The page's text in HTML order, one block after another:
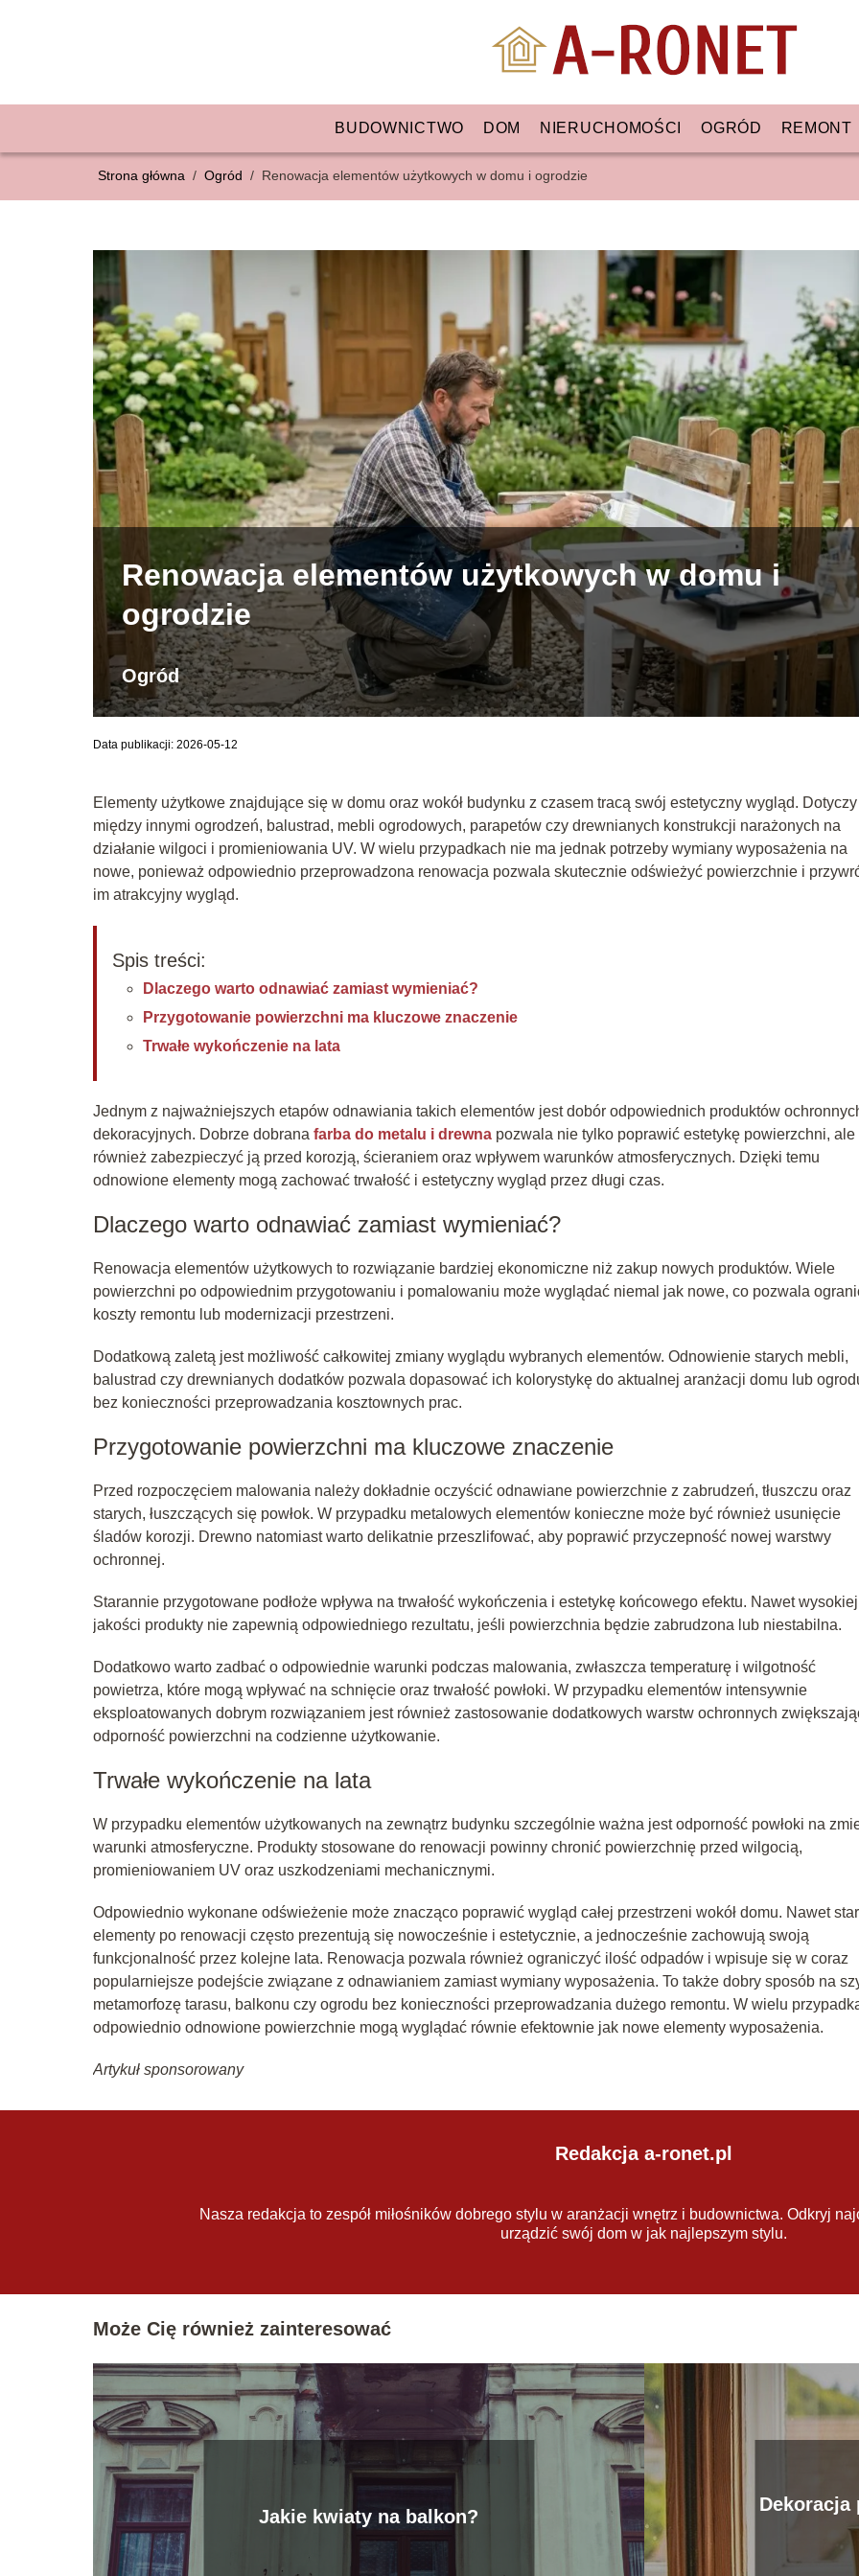
BUDOWNICTWO DOM NIERUCHOMOŚCI OGRÓD REMONT
Strona główna / Ogród / Renowacja elementów użytkowych w domu i ogrodzie
Renowacja elementów użytkowych w domu i
ogrodzie
Ogród
Data publikacji: 2026-05-12
Elementy użytkowe znajdujące się w domu oraz wokół budynku z czasem tracą swój estetyczny wygląd.
między innymi ogrodzeń, balustrad, mebli ogrodowych, parapetów czy drewnianych konstrukcji narażonych na
działanie wilgoci i promieniowania UV. W wielu przypadkach nie ma jednak potrzeby wymiany wyposażenia na
nowe, ponieważ odpowiednio przeprowadzona renowacja pozwala skutecznie odświeżyć powierzchnie i
im atrakcyjny wygląd.
Spis treści:
Dlaczego warto odnawiać zamiast wymieniać?
Przygotowanie powierzchni ma kluczowe znaczenie
Trwałe wykończenie na lata
Jednym z najważniejszych etapów odnawiania takich elementów jest dobór odpowiednich produktów
dekoracyjnych. Dobrze dobrana farba do metalu i drewna pozwala nie tylko poprawić estetykę powierzchni, ale
również zabezpieczyć ją przed korozją, ścieraniem oraz wpływem warunków atmosferycznych. Dzięki temu
odnowione elementy mogą zachować trwałość i estetyczny wygląd przez długi czas.
Dlaczego warto odnawiać zamiast wymieniać?
Renowacja elementów użytkowych to rozwiązanie bardziej ekonomiczne niż zakup nowych produktów. Wiele
powierzchni po odpowiednim przygotowaniu i pomalowaniu może wyglądać niemal jak nowe, co pozwala
koszty remontu lub modernizacji przestrzeni.
Dodatkową zaletą jest możliwość całkowitej zmiany wyglądu wybranych elementów. Odnowienie starych mebli,
balustrad czy drewnianych dodatków pozwala dopasować ich kolorystykę do aktualnej aranżacji domu lub
bez konieczności przeprowadzania kosztownych prac.
Przygotowanie powierzchni ma kluczowe znaczenie
Przed rozpoczęciem malowania należy dokładnie oczyścić odnawiane powierzchnie z zabrudzeń, tłuszczu oraz
starych, łuszczących się powłok. W przypadku metalowych elementów konieczne może być również usunięcie
śladów korozji. Drewno natomiast warto delikatnie przeszlifować, aby poprawić przyczepność nowej warstwy
ochronnej.
Starannie przygotowane podłoże wpływa na trwałość wykończenia i estetykę końcowego efektu. Nawet wysokiej
jakości produkty nie zapewnią odpowiedniego rezultatu, jeśli powierzchnia będzie zabrudzona lub niestabilna.
Dodatkowo warto zadbać o odpowiednie warunki podczas malowania, zwłaszcza temperaturę i wilgotność
powietrza, które mogą wpływać na schnięcie oraz trwałość powłoki. W przypadku elementów intensywnie
eksploatowanych dobrym rozwiązaniem jest również zastosowanie dodatkowych warstw ochronnych
odporność powierzchni na codzienne użytkowanie.
Trwałe wykończenie na lata
W przypadku elementów użytkowanych na zewnątrz budynku szczególnie ważna jest odporność powłoki na
warunki atmosferyczne. Produkty stosowane do renowacji powinny chronić powierzchnię przed wilgocią,
promieniowaniem UV oraz uszkodzeniami mechanicznymi.
Odpowiednio wykonane odświeżenie może znacząco poprawić wygląd całej przestrzeni wokół domu. Nawet
elementy po renowacji często prezentują się nowocześnie i estetycznie, a jednocześnie zachowują swoją
funkcjonalność przez kolejne lata. Renowacja pozwala również ograniczyć ilość odpadów i wpisuje się w coraz
popularniejsze podejście związane z odnawianiem zamiast wymiany wyposażenia. To także dobry sposób na
metamorfozę tarasu, balkonu czy ogrodu bez konieczności przeprowadzania dużego remontu. W wielu
odpowiednio odnowione powierzchnie mogą wyglądać równie efektownie jak nowe elementy wyposażenia.
Artykuł sponsorowany
Redakcja a-ronet.pl
Nasza redakcja to zespół miłośników dobrego stylu w aranżacji wnętrz i budownictwa. Odkryj
urządzić swój dom w jak najlepszym stylu.
Może Cię również zainteresować
Jakie kwiaty na balkon?
Dekoracja